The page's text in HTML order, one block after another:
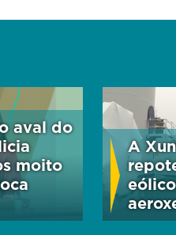
aval do
moito
A